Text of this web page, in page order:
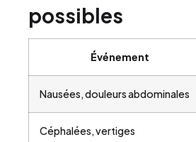
possibles
Événement
Nausées, douleurs abdominales
Céphalées, vertiges